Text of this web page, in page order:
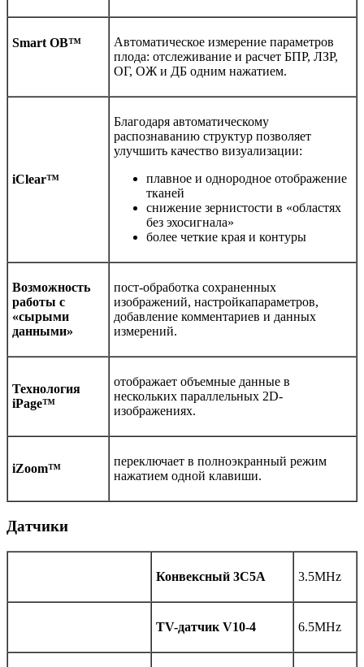
Smart OB™
Автоматическое измерение параметров
плода: отслеживание и расчет БПР, ЛЗР,
ОГ, ОЖ и ДБ одним нажатием.
iClear™
Благодаря автоматическому
распознаванию структур позволяет
улучшить качество визуализации:
плавное и однородное отображение
тканей
снижение зернистости в «областях
без эхосигнала»
более четкие края и контуры
Возможность
работы с
«сырыми
данными»
пост-обработка сохраненных
изображений, настройкапараметров,
добавление комментариев и данных
измерений.
Технология
iPage™
отображает объемные данные в
нескольких параллельных 2D-
изображениях.
iZoom™
переключает в полноэкранный режим
нажатием одной клавиши.
Датчики
Конвексный 3C5A 3.5MHz
TV-датчик V10-4 6.5MHz